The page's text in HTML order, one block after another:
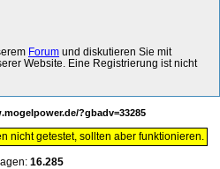
Forum und diskutieren Sie mit
Website. Eine Registrierung ist nicht
?gbadv=33285
nicht getestet, sollten aber funktionieren.
16.285